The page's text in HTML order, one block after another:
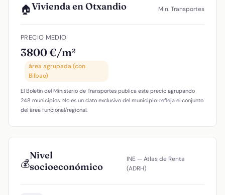
🏠Vivienda en Otxandio Min. Transportes
PRECIO MEDIO
3800 €/m²
área agrupada (con
Bilbao)
El Boletín del Ministerio de Transportes publica este precio agrupando
248 municipios. No es un dato exclusivo del municipio: refleja el conjunto
del área funcional/regional.
💰
Nivel
socioeconómico
INE — Atlas de Renta
(ADRH)